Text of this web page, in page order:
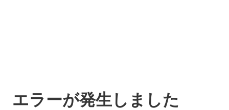
エラーが発生しました